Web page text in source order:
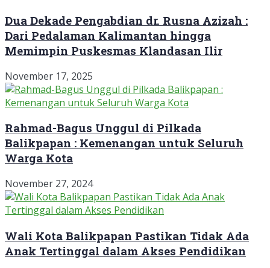
Dua Dekade Pengabdian dr. Rusna Azizah :
Dari Pedalaman Kalimantan hingga
Memimpin Puskesmas Klandasan Ilir
November 17, 2025
Rahmad-Bagus Unggul di Pilkada
Balikpapan : Kemenangan untuk Seluruh
Warga Kota
November 27, 2024
Wali Kota Balikpapan Pastikan Tidak Ada
Anak Tertinggal dalam Akses Pendidikan